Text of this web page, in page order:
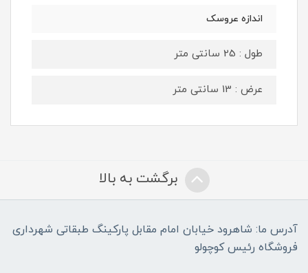
اندازه عروسک
طول : 25 سانتی متر
عرض : 13 سانتی متر
برگشت به بالا
آدرس ما: شاهرود خیابان امام مقابل پارکینگ طبقاتی شهرداری
فروشگاه رئیس کوچولو